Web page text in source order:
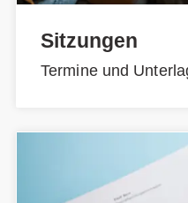
Sitzungen
Termine und